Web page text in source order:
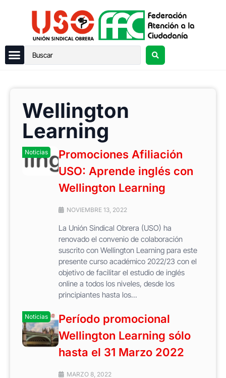
Wellington
Learning
Noticias
Promociones Afiliación
USO: Aprende inglés con
Wellington Learning
NOVIEMBRE 13, 2022
La Unión Sindical Obrera (USO) ha
renovado el convenio de colaboración
suscrito con Wellington Learning para este
presente curso académico 2022/23 con el
objetivo de facilitar el estudio de inglés
online a todos los niveles, desde los
principiantes hasta los...
Noticias
Período promocional
Wellington Learning sólo
hasta el 31 Marzo 2022
MARZO 8, 2022